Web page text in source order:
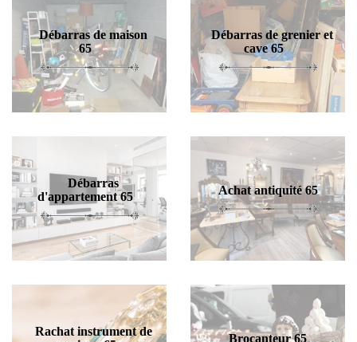
Débarras de maison
65
Débarras de grenier et
cave 65
Débarras
d'appartement 65
Achat antiquité 65
Rachat instrument de
Brocanteur 65